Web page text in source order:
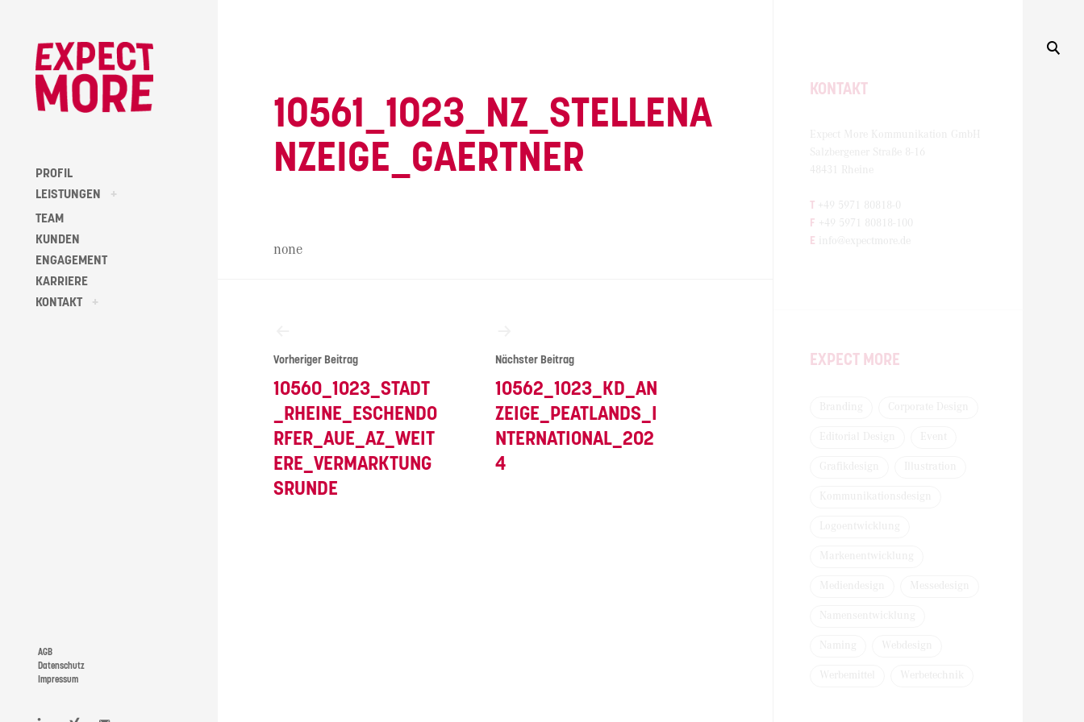
content
PROFIL
LEISTUNGEN
toggle
+
TEAM
KUNDEN
ENGAGEMENT
KARRIERE
KONTAKT
toggle
+
10561_1023_NZ_STELLENA
NZEIGE_GAERTNER
none
Vorheriger Beitrag
10560_1023_STADT
_RHEINE_ESCHENDO
RFER_AUE_AZ_WEIT
ERE_VERMARKTUNG
SRUNDE
Nächster Beitrag
10562_1023_KD_AN
ZEIGE_PEATLANDS_I
NTERNATIONAL_202
4
KONTAKT
Expect More Kommunikation GmbH
Salzbergener Straße 8-16
48431 Rheine
T +49 5971 80818-0
F +49 5971 80818-100
E info@expectmore.de
EXPECT MORE
Branding Corporate Design
Editorial Design
Grafikdesign
Kommunikationsdesign
Logoentwicklung
Markenentwicklung
Mediendesign Messedesign
Namensentwicklung
Naming Webdesign
AGB
Datenschutz
Impressum